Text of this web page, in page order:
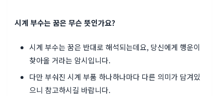
시계 부수는 꿈은 무슨 뜻인가요?
시계 부수는 꿈은 반대로 해석되는데요, 당신에게 행운이
찾아올 거라는 암시입니다.
다만 부숴진 시계 부품 하나하나마다 다른 의미가 담겨있
으니 참고하시길 바랍니다.